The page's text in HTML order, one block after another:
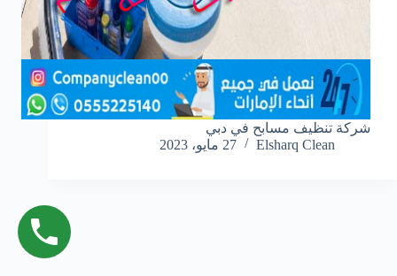
شركة تنظيف مسابح في دبي
Elsharq Clean
27 مايو، 2023